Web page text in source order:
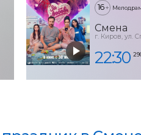
16+
Смена
г. Киров, ул.
22:30